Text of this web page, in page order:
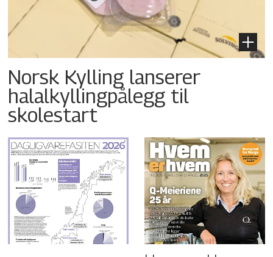
Norsk Kylling lanserer
halalkyllingpålegg til
skolestart